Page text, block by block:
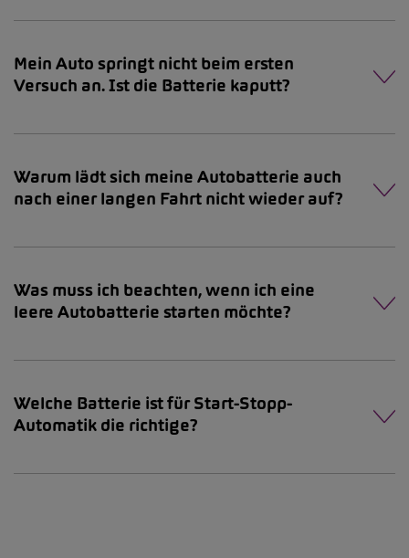
Mein Auto springt nicht beim ersten
Versuch an. Ist die Batterie kaputt?
Warum lädt sich meine Autobatterie auch
nach einer langen Fahrt nicht wieder auf?
Was muss ich beachten, wenn ich eine
leere Autobatterie starten möchte?
Welche Batterie ist für Start-Stopp-
Automatik die richtige?